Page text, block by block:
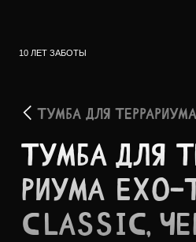
10 ЛЕТ ЗАБОТЫ
ТУМБА ДЛЯ
ТУМБА ДЛЯ
РИУМА EXO-
CLASSIC,